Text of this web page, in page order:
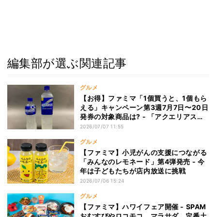
編集部が選ぶ関連記事
グルメ
【お得】ファミマ「1個買うと、1個もら
える」キャンペーン第3週7月7日〜20日
発券の対象商品は? - 「アクエリアス
500ml」を買うと、「アクエリアス
2026/07/07 11:55
グルメ
【ファミマ】小児がんの支援につながる
「みんなのレモネード」第4弾発売 - 今
年は子どもたちが店内放送に挑戦
2026/07/06 15:24
グルメ
【ファミマ】ハワイフェア開催 - SPAM